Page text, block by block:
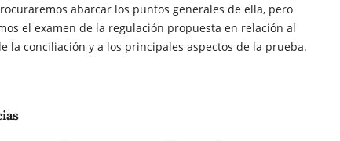
abarcar los puntos generales de ella, pero
el examen de la regulación propuesta en relación al
la conciliación y a los principales aspectos de la prueba.